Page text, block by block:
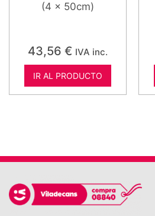
(4 x 50cm)
43,56 € IVA inc.
IR AL PRODUCTO